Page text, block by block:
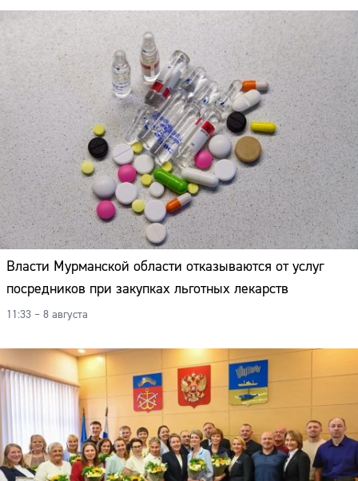
Власти Мурманской области отказываются от услуг
посредников при закупках льготных лекарств
11:33 – 8 августа